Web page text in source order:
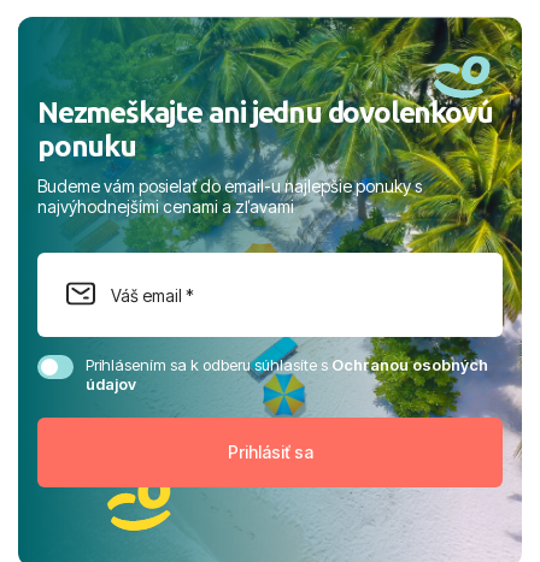
Nezmeškajte ani jednu dovolenkovú
ponuku
Budeme vám posielať do email-u najlepšie ponuky s
najvýhodnejšími cenami a zľavami
Prihlásením sa k odberu súhlasíte sOchranou osobných
údajov